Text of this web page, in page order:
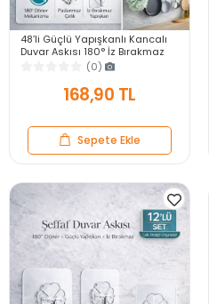
48’li Güçlü Yapışkanlı Kancalı
Duvar Askısı 180° İz Bırakmaz
Banyo Mutfak Kapı Arkası
(0)
168,90 TL
Sepete Ekle